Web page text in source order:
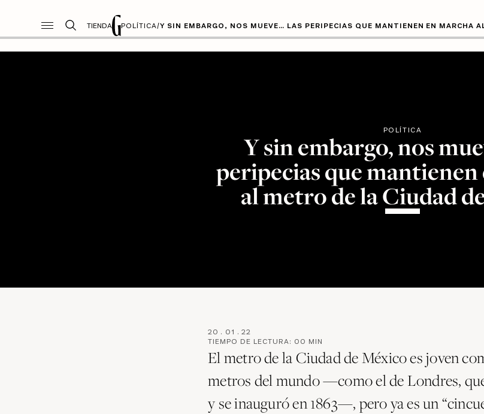
TIENDA POLÍTICA/Y SIN EMBARGO, NOS MUEVE… LAS PERIPECIAS QUE MANTIENEN EN MARCHA
POLÍTICA
Y sin embargo, nos
peripecias que mantienen
al metro de la Ciudad
20 . 01 . 22
TIEMPO DE LECTURA: 00 MIN
El metro de la Ciudad de México es joven
metros del mundo —como el de Londres,
y se inauguró en 1863—, pero ya es un